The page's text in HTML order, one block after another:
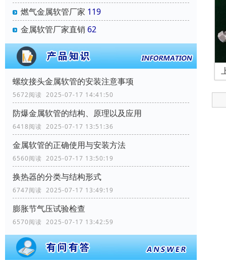
燃气金属软管厂家 119
金属软管厂家直销 62
螺纹接头金属软管的安装注意事项
5672阅读 2025-07-17 14:41:50
防爆金属软管的结构、原理以及应用
6418阅读 2025-07-17 13:51:36
金属软管的正确使用与安装方法
6560阅读 2025-07-17 13:50:19
换热器的分类与结构形式
6747阅读 2025-07-17 13:49:19
膨胀节气压试验检查
6570阅读 2025-07-17 13:42:59